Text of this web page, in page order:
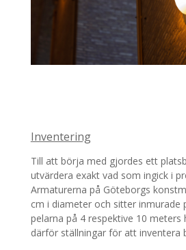
Inventering
Till att börja med gjordes ett
utvärdera exakt vad som ingick i
Armaturerna på Göteborgs
cm i diameter och sitter inmurade
pelarna på 4 respektive 10 meters
därför ställningar för att inventera